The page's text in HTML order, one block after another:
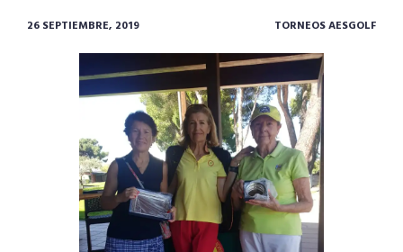
26 SEPTIEMBRE, 2019 TORNEOS AESGOLF